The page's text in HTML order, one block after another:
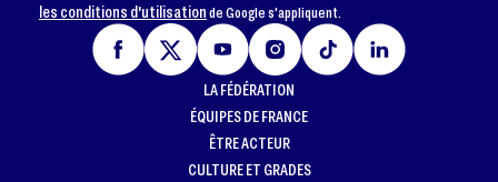
les conditions d'utilisationde Google s'appliquent.
LA FÉDÉRATION
ÉQUIPES DE FRANCE
ÊTRE ACTEUR
CULTURE ET GRADES